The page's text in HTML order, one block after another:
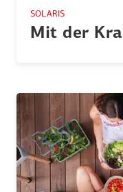
SOLARIS
Mit der